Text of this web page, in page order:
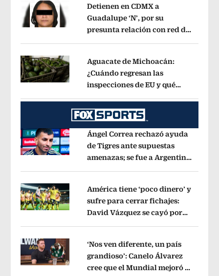
Opens in new window
Detienen en CDMX a
Guadalupe ‘N’, por su
presunta relación con red de
Opens in new window
Aguacate de Michoacán:
¿Cuándo regresan las
inspecciones de EU y qué
Opens in new window
Ángel Correa rechazó ayuda
de Tigres ante supuestas
amenazas; se fue a Argentina
Opens in new window
América tiene ‘poco dinero’ y
sufre para cerrar fichajes:
David Vázquez se cayó por
Opens in new window
‘Nos ven diferente, un país
grandioso’: Canelo Álvarez
cree que el Mundial mejoró la